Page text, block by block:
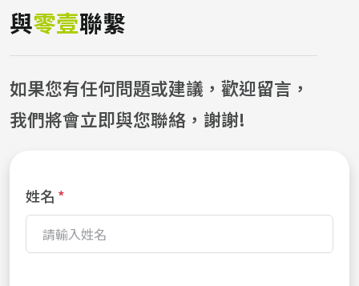
與零壹聯繫
如果您有任何問題或建議，歡迎留言，
我們將會立即與您聯絡，謝謝!
姓名